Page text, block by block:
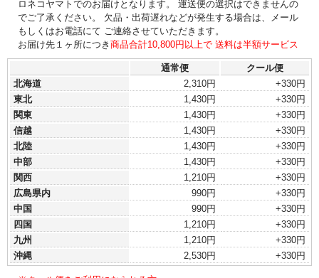
ロネコヤマトでのお届けとなります。 運送便の選択はできませんの
でご了承ください。 欠品・出荷遅れなどが発生する場合は、メール
もしくはお電話にて ご連絡させていただきます。
お届け先１ヶ所につき 商品合計10,800円以上で 送料は半額サービス
通常便
クール便
北海道
2,310円
+330円
東北
1,430円
+330円
関東
1,430円
+330円
信越
1,430円
+330円
北陸
1,430円
+330円
中部
1,430円
+330円
関西
1,210円
+330円
広島県内
990円
+330円
中国
990円
+330円
四国
1,210円
+330円
九州
1,210円
+330円
沖縄
2,530円 +330円